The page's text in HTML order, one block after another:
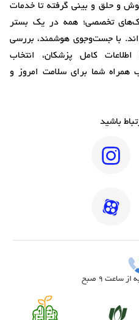
و حلق و بینی گرفته تا خدمات
تخصصی؛ همه در یک بستر
با جست‌وجوی هوشمند، بررسی
کامل پزشکان، انتخاب
همراه شما برای سلامت امروز و
باشید
ساعت 9 صبح